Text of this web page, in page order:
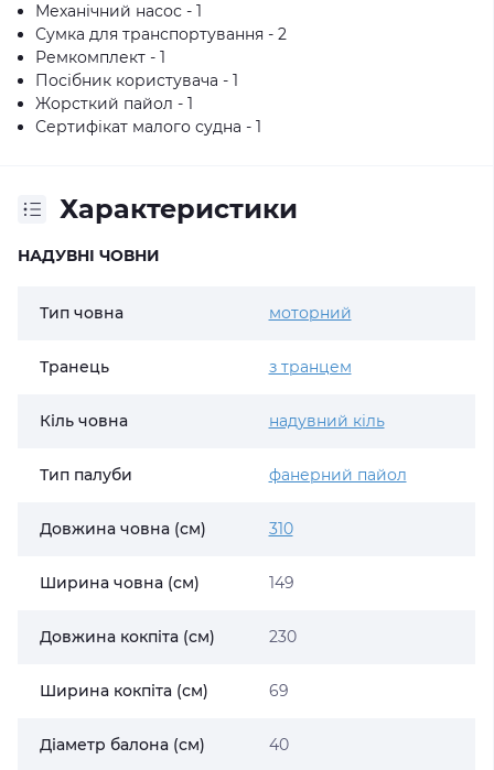
Механічний насос - 1
Сумка для транспортування - 2
Ремкомплект - 1
Посібник користувача - 1
Жорсткий пайол - 1
Сертифікат малого судна - 1
Характеристики
НАДУВНІ ЧОВНИ
Тип човна моторний
Транець з транцем
Кіль човна надувний кіль
Тип палуби фанерний пайол
Довжина човна (см) 310
Ширина човна (см) 149
Довжина кокпіта (см) 230
Ширина кокпіта (см) 69
Діаметр балона (см) 40